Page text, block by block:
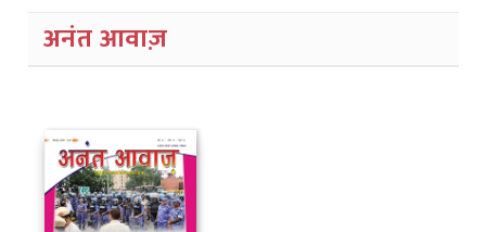
अनंत आवाज़